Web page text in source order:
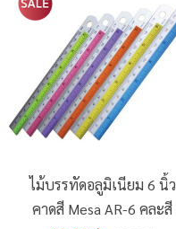
ไม้บรรทัดอลูมิเนียม 6 นิ้ว
คาดสี Mesa AR-6 คละสี